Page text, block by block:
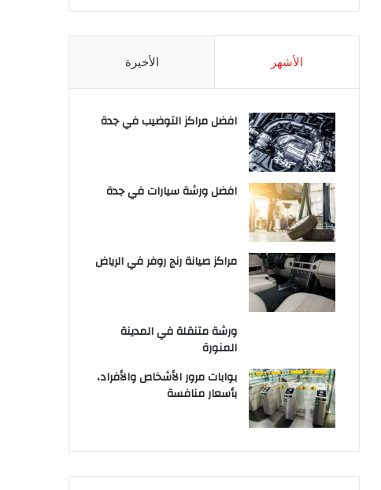
الأشهر الأخيرة
افضل مراكز التوضيب في جدة
افضل ورشة سيارات في جدة
مراكز صيانة رنج روفر في الرياض
ورشة متنقلة في المدينة
المنورة
بوابات مرور الأشخاص والأفراد،
بأسعار منافسة